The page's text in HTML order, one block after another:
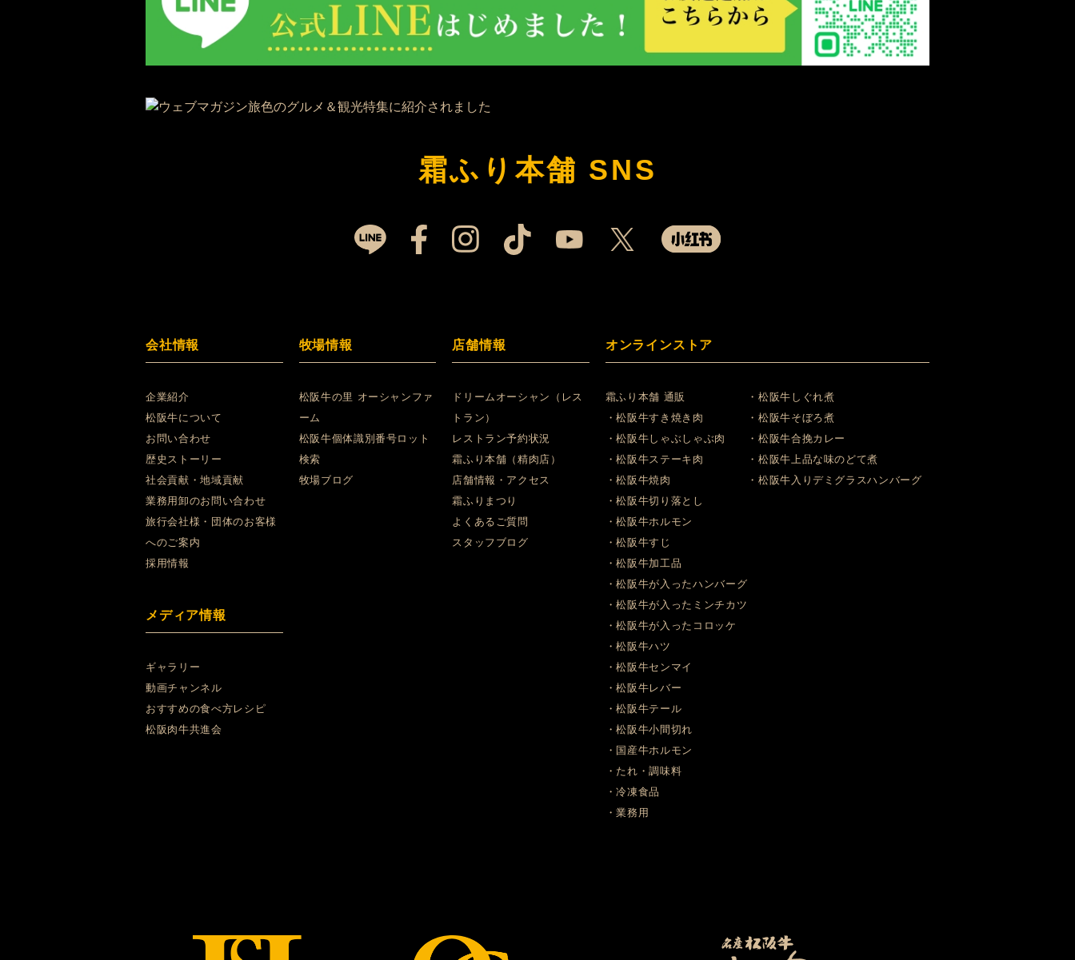
霜ふり本舗 SNS
会社情報
企業紹介
松阪牛について
お問い合わせ
歴史ストーリー
社会貢献・地域貢献
業務用卸のお問い合わせ
旅行会社様・団体のお客様
へのご案内
採用情報
メディア情報
ギャラリー
動画チャンネル
おすすめの食べ方レシピ
松阪肉牛共進会
牧場情報
松阪牛の里 オーシャンファ
ーム
松阪牛個体識別番号ロット
検索
牧場ブログ
店舗情報
ドリームオーシャン（レス
トラン）
レストラン予約状況
霜ふり本舗（精肉店）
店舗情報・アクセス
霜ふりまつり
よくあるご質問
スタッフブログ
オンラインストア
霜ふり本舗 通販
・松阪牛すき焼き肉
・松阪牛しゃぶしゃぶ肉
・松阪牛ステーキ肉
・松阪牛焼肉
・松阪牛切り落とし
・松阪牛ホルモン
・松阪牛すじ
・松阪牛加工品
・松阪牛が入ったハンバーグ
・松阪牛が入ったミンチカツ
・松阪牛が入ったコロッケ
・松阪牛ハツ
・松阪牛センマイ
・松阪牛レバー
・松阪牛テール
・松阪牛小間切れ
・国産牛ホルモン
・たれ・調味料
・冷凍食品
・業務用
・松阪牛しぐれ煮
・松阪牛そぼろ煮
・松阪牛合挽カレー
・松阪牛上品な味のどて煮
・松阪牛入りデミグラスハンバーグ